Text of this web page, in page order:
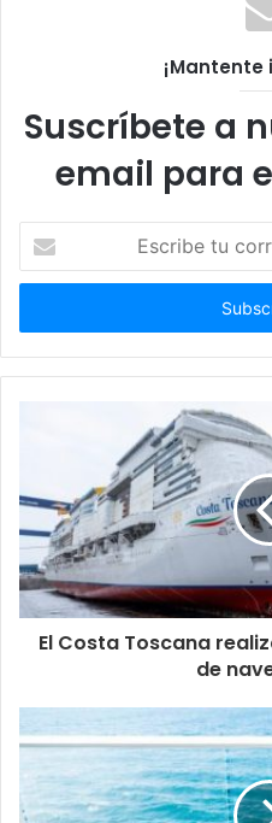
Suscríbete a
email para
correo
El Costa Toscana
de